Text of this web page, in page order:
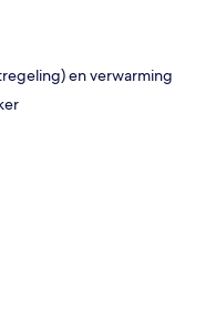
en verwarming